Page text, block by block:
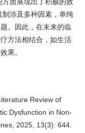
涉及多种因素，单纯
。因此，在未来的临
方法相结合，如生活
果。
Review of
Dysfunction in Non-
2025, 13(3): 644.